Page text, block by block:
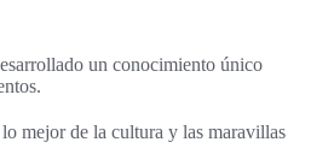
un conocimiento único
mejor de la cultura y las maravillas